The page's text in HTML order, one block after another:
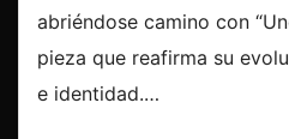
abriéndose camino con
pieza que reafirma su
e identidad.…